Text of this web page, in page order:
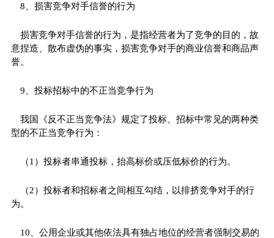
8、损害竞争对手信誉的行为
损害竞争对手信誉的行为，是指经营者为了竞争的目的，故
意捏造、散布虚伪的事实，损害竞争对手的商业信誉和商品声
誉。
9、投标招标中的不正当竞争行为
我国《反不正当竞争法》规定了投标、招标中常见的两种类
型的不正当竞争行为：
（1）投标者串通投标，抬高标价或压低标价的行为。
（2）投标者和招标者之间相互勾结，以排挤竞争对手的行
为。
10、公用企业或其他依法具有独占地位的经营者强制交易的